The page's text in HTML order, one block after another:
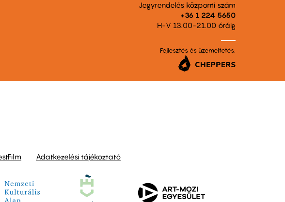
Jegyrendelés központi szám
+36 1 224 5650
H-V 13.00-21.00 óráig
Fejlesztés és üzemeltetés:
Adatkezelési tájékoztató